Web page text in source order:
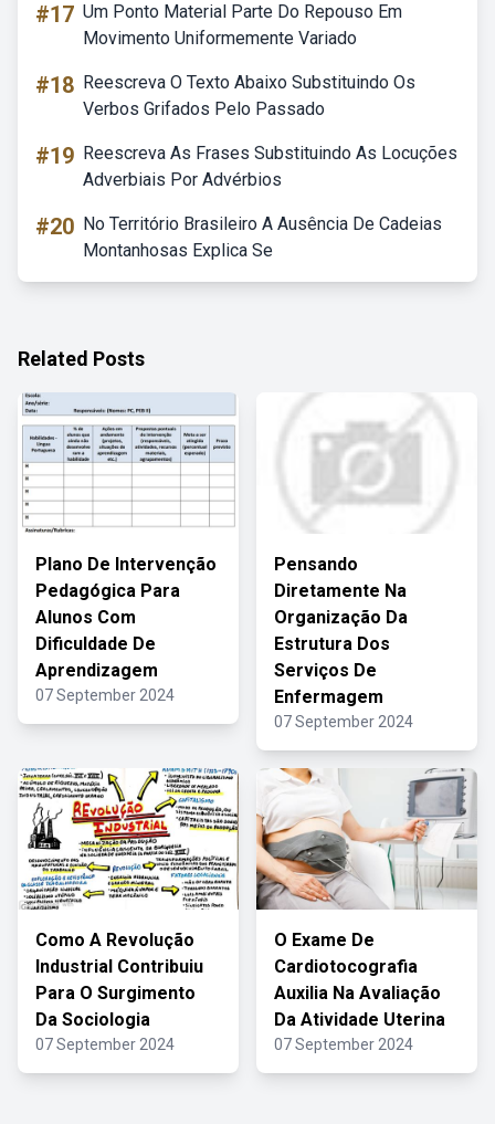
#17 Um Ponto Material Parte Do Repouso Em
Movimento Uniformemente Variado
#18 Reescreva O Texto Abaixo Substituindo Os
Verbos Grifados Pelo Passado
#19 Reescreva As Frases Substituindo As Locuções
Adverbiais Por Advérbios
#20 No Território Brasileiro A Ausência De Cadeias
Montanhosas Explica Se
Related Posts
Plano De Intervenção
Pedagógica Para
Alunos Com
Dificuldade De
Aprendizagem
07 September 2024
Pensando
Diretamente Na
Organização Da
Estrutura Dos
Serviços De
Enfermagem
07 September 2024
Como A Revolução
Industrial Contribuiu
Para O Surgimento
Da Sociologia
07 September 2024
O Exame De
Cardiotocografia
Auxilia Na Avaliação
Da Atividade Uterina
07 September 2024